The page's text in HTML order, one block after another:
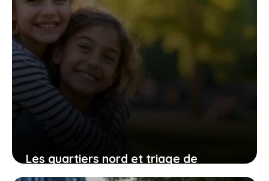
Les quartiers nord et triage de
Villeneuve-Saint-Georges : entre défis